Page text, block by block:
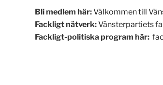
Bli medlem här:Välkommen till
Fackligt nätverk:Vänsterpartiets
Fackligt-politiska program här: